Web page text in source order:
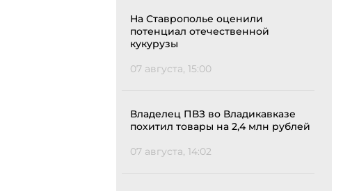
На Ставрополье оценили
потенциал отечественной
кукурузы
07 августа, 15:00
Владелец ПВЗ во Владикавказе
похитил товары на 2,4 млн рублей
07 августа, 14:02